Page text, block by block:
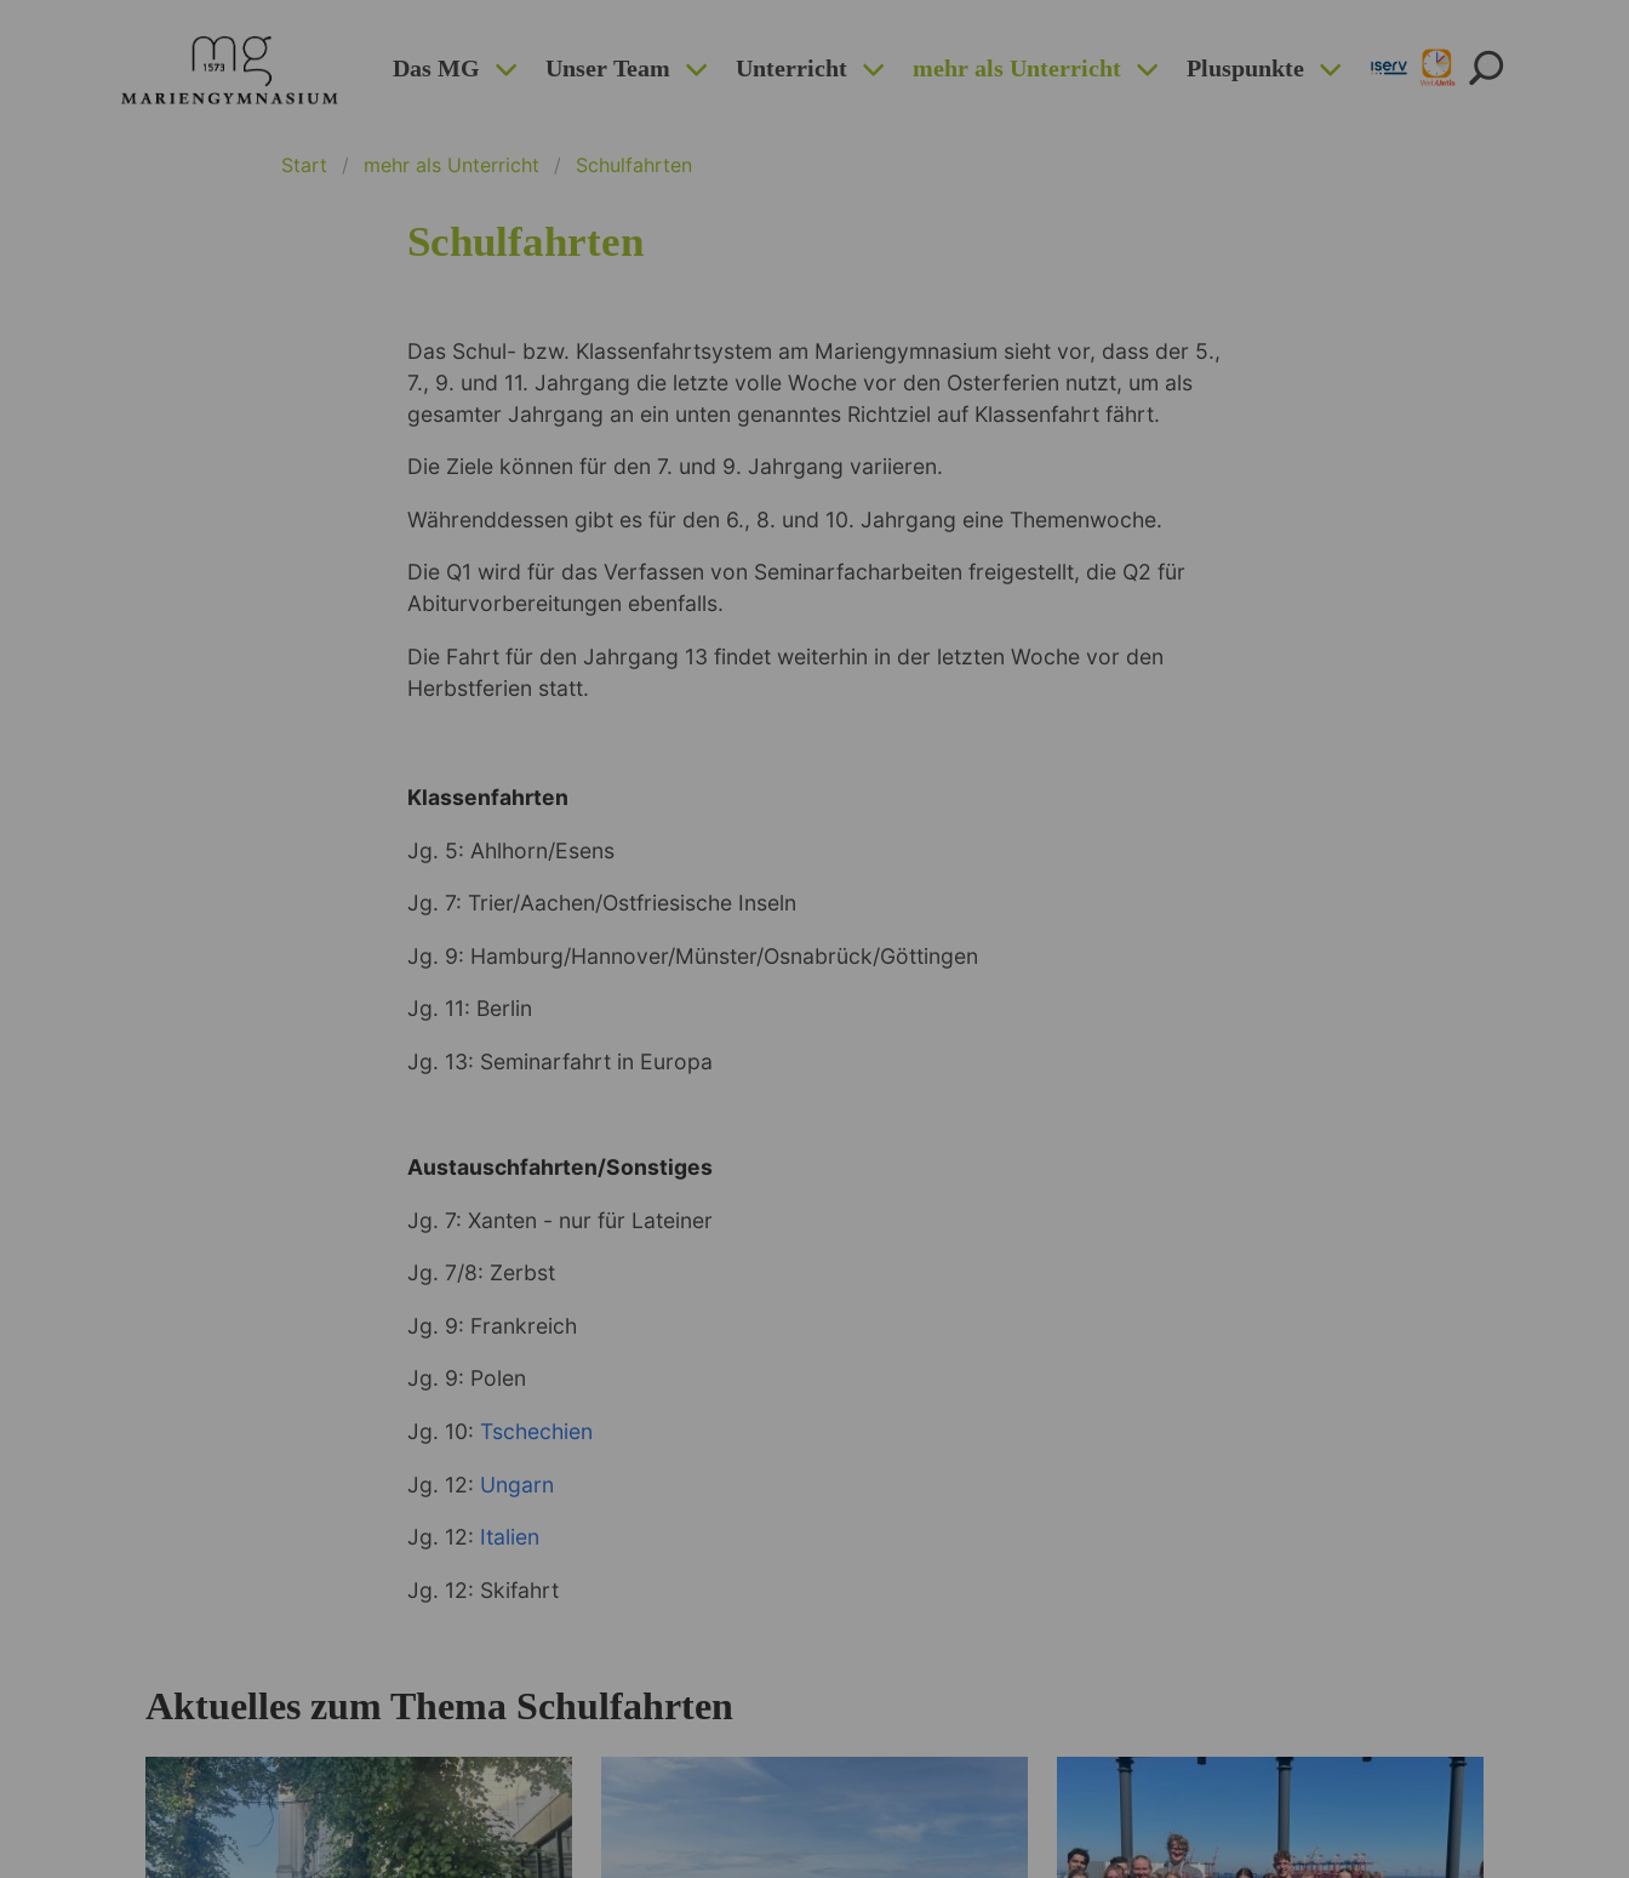
Das MG Unser Team Unterricht mehr als Unterricht Pluspunkte
Start mehr als Unterricht Schulfahrten
Schulfahrten
Das Schul- bzw. Klassenfahrtsystem am Mariengymnasium sieht vor, dass der 5.,
7., 9. und 11. Jahrgang die letzte volle Woche vor den Osterferien nutzt, um als
gesamter Jahrgang an ein unten genanntes Richtziel auf Klassenfahrt fährt.
Die Ziele können für den 7. und 9. Jahrgang variieren.
Währenddessen gibt es für den 6., 8. und 10. Jahrgang eine Themenwoche.
Die Q1 wird für das Verfassen von Seminarfacharbeiten freigestellt, die Q2 für
Abiturvorbereitungen ebenfalls.
Die Fahrt für den Jahrgang 13 findet weiterhin in der letzten Woche vor den
Herbstferien statt.
Klassenfahrten
Jg. 5: Ahlhorn/Esens
Jg. 7: Trier/Aachen/Ostfriesische Inseln
Jg. 9: Hamburg/Hannover/Münster/Osnabrück/Göttingen
Jg. 11: Berlin
Jg. 13: Seminarfahrt in Europa
Austauschfahrten/Sonstiges
Jg. 7: Xanten - nur für Lateiner
Jg. 7/8: Zerbst
Jg. 9: Frankreich
Jg. 9: Polen
Jg. 10: Tschechien
Jg. 12: Ungarn
Jg. 12: Italien
Jg. 12: Skifahrt
Aktuelles zum Thema Schulfahrten